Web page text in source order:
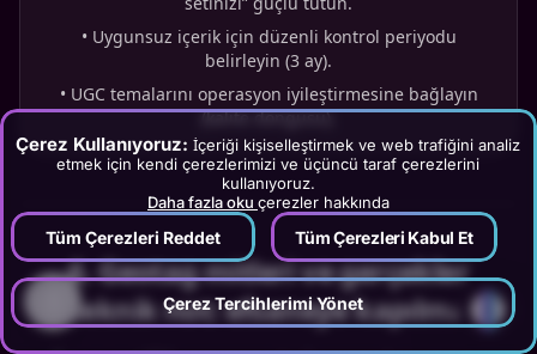
Çerez Kullanıyoruz: İçeriği kişiselleştirmek ve web trafiğini analiz
etmek için kendi çerezlerimizi ve üçüncü taraf çerezlerini
kullanıyoruz.
Daha fazla oku çerezler hakkında
Tüm Çerezleri Reddet Tüm Çerezleri Kabul Et
Çerez Tercihlerimi Yönet
• Uygunsuz içerik için düzenli kontrol periyodu
belirleyin (3 ay).
• UGC temalarını operasyon iyileştirmesine bağlayın
(kalite döngüsü).
6.Geotag mitleri ve gerçekler
(teknik not: efsaneye kapılma)?